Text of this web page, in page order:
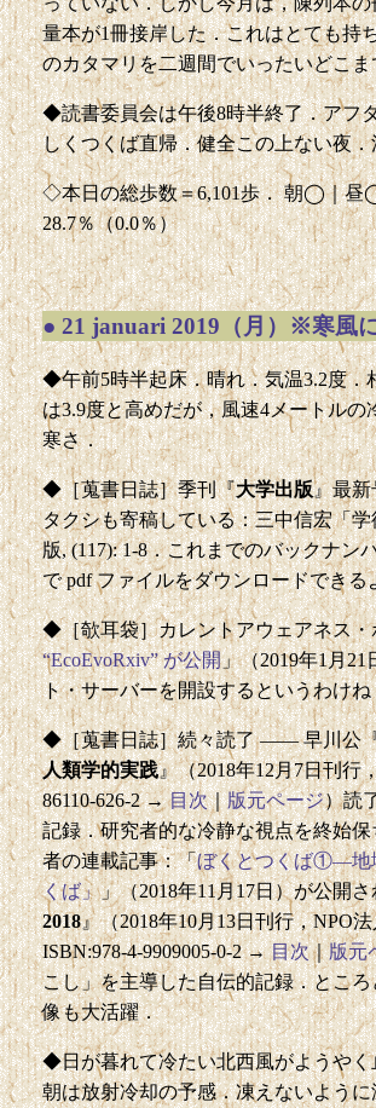
量本が1冊接岸した．これはとても持
のカタマリを二週間でいったいどこ
◆読書委員会は午後8時半終了．アフ
しくつくば直帰．健全この上ない夜
◇本日の総歩数＝6,101歩． 朝◯｜昼
28.7％（0.0％）
● 21 januari 2019（月）※寒風
◆午前5時半起床．晴れ．気温3.2度．
は3.9度と高めだが，風速4メートル
寒さ．
◆［蒐書日誌］季刊『大学出版』最新
タクシも寄稿している：三中信宏「
版, (117): 1-8．これまでのバックナン
で pdf ファイルをダウンロードできる
◆［欹耳袋］カレントアウェアネス・
“EcoEvoRxiv” が公開」（2019年1月
ト・サーバーを開設するというわけ
◆［蒐書日誌］続々読了 —— 早川公
人類学的実践』（2018年12月7日刊行
86110-626-2 →目次｜版元ページ）読
記録．研究者的な冷静な視点を終始
者の連載記事：「ぼくとつくば①―地
くば」」（2018年11月17日）が公開
2018』（2018年10月13日刊行，NPO
ISBN:978-4-9909005-0-2 →目次｜版元
こし」を主導した自伝的記録．とこ
像も大活躍．
◆日が暮れて冷たい北西風がようや
朝は放射冷却の予感．凍えないよう